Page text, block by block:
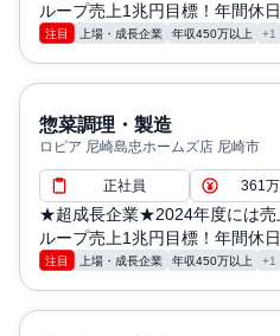
ループ売上1兆円目標！年間休
注目 上場・成長企業 年収450万以上 +1
惣菜調理・製造
ロピア 尼崎島忠ホームズ店 尼崎市
正社員 361
★超成長企業★2024年度には売
ループ売上1兆円目標！年間休
注目 上場・成長企業 年収450万以上 +1